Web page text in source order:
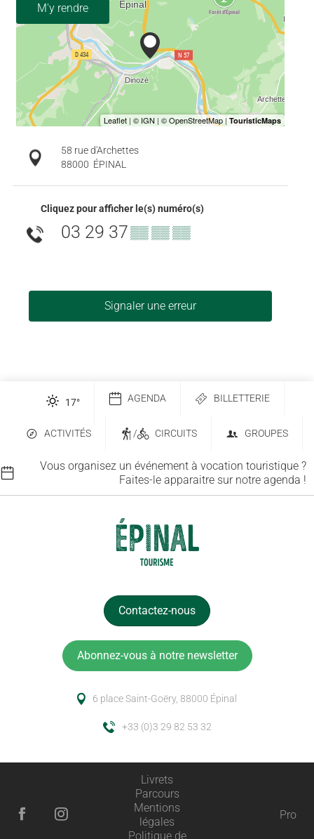
M'y rendre
58 rue d'Archettes
88000 ÉPINAL
Cliquez pour afficher le(s) numéro(s)
03 29 37▒▒ ▒▒ ▒▒
Signaler une erreur
17° AGENDA BILLETTERIE
ACTIVITÉS / CIRCUITS GROUPES
Vous organisez un événement à vocation touristique ?
Faites-le apparaitre sur notre agenda !
Contactez-nous
Abonnez-vous à notre newsletter
6 place Saint-Goëry, 88000 Épinal
+33 (0)3 29 82 53 32
Livrets
Parcours
Mentions
légales
Politique de
Pro